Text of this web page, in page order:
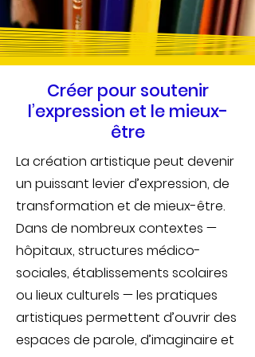
Créer pour soutenir
l’expression et le mieux-
être
La création artistique peut devenir
un puissant levier d’expression, de
transformation et de mieux-être.
Dans de nombreux contextes —
hôpitaux, structures médico-
sociales, établissements scolaires
ou lieux culturels — les pratiques
artistiques permettent d’ouvrir des
espaces de parole, d’imaginaire et